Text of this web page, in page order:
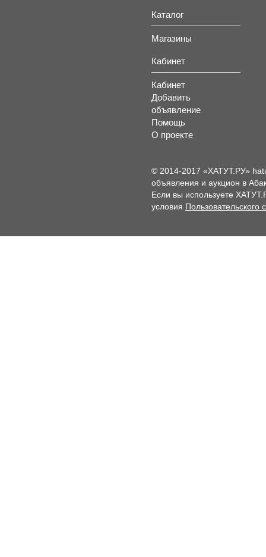
Каталог
Магазины
Кабинет
Кабинет
Добавить
объявление
Помощь
О проекте
© 2014-2017 «ХАТУТ.РУ»
объявления и аукцион в
Если вы используете
условия Пользовательского